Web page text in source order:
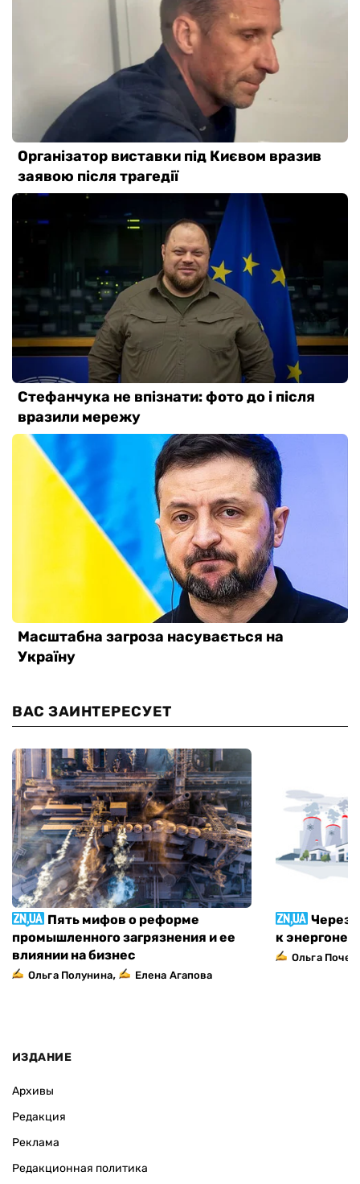
ВАС ЗАИНТЕРЕСУЕТ
Пять мифов о реформе
промышленного загрязнения и ее
влиянии на бизнес
Ольга Полунина, Елена Агапова
Через
к
Ольга Почеп
ИЗДАНИЕ
Архивы
Редакция
Реклама
Редакционная политика